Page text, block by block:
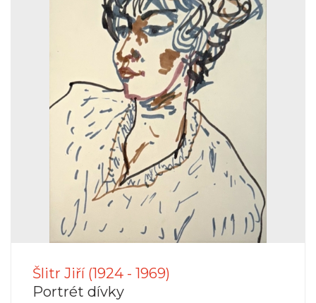
Šlitr Jiří (1924 - 1969)
Portrét dívky